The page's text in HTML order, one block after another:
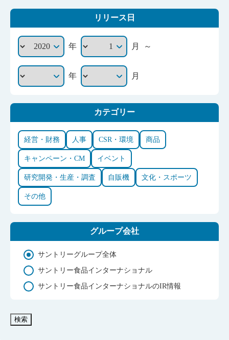
リリース日
年 月 ～
年 月
カテゴリー
経営・財務 人事 CSR・環境 商品
キャンペーン・CM イベント
研究開発・生産・調査 自販機 文化・スポーツ
その他
グループ会社
サントリーグループ全体
サントリー食品インターナショナル
サントリー食品インターナショナルのIR情報
検索